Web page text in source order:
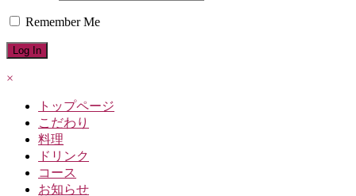
Remember Me
×
トップページ
こだわり
料理
ドリンク
コース
お知らせ